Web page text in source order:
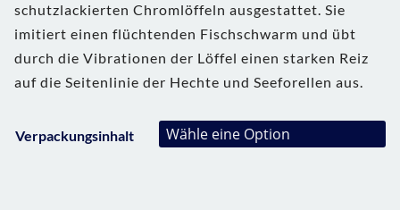
schutzlackierten Chromlöffeln ausgestattet. Sie
imitiert einen flüchtenden Fischschwarm und übt
durch die Vibrationen der Löffel einen starken Reiz
auf die Seitenlinie der Hechte und Seeforellen aus.
Verpackungsinhalt